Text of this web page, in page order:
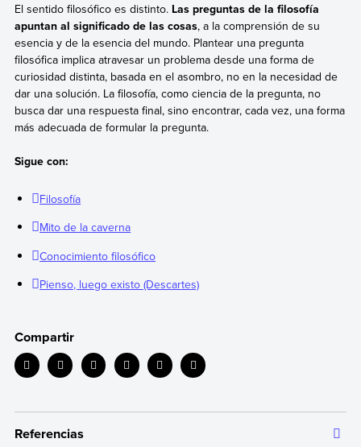
El sentido filosófico es distinto. Las preguntas de la filosofía
apuntan al significado de las cosas, a la comprensión de su
esencia y de la esencia del mundo. Plantear una pregunta
filosófica implica atravesar un problema desde una forma de
curiosidad distinta, basada en el asombro, no en la necesidad de
dar una solución. La filosofía, como ciencia de la pregunta, no
busca dar una respuesta final, sino encontrar, cada vez, una forma
más adecuada de formular la pregunta.
Sigue con:
Filosofía
Mito de la caverna
Conocimiento filosófico
Pienso, luego existo (Descartes)
Compartir
Referencias